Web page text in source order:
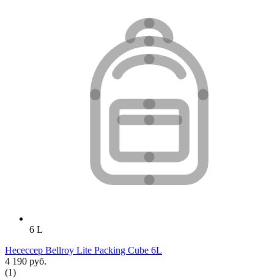
6 L
Несессер Bellroy Lite Packing Cube 6L
4 190 руб.
(1)